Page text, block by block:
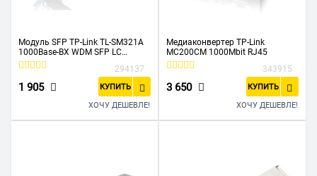
Модуль SFP TP-Link TL-SM321A
1000Base-BX WDM SFP LC
TX:1550nm RX:1310nm 10km
294137
1 905 КУПИТЬ
ХОЧУ ДЕШЕВЛЕ!
Медиаконвертер TP-Link
MC200CM 1000Mbit RJ45
343915
3 650 КУПИТЬ
ХОЧУ ДЕШЕВЛЕ!